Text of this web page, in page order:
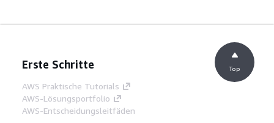
Erste Schritte
AWS Praktische Tutorials
AWS-Lösungsportfolio
AWS-Entscheidungsleitfäden
Top